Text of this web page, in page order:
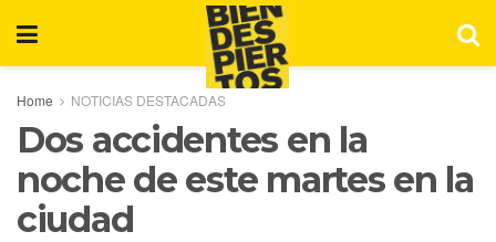
Home NOTICIAS DESTACADAS
Dos accidentes en la
noche de este martes en la
ciudad